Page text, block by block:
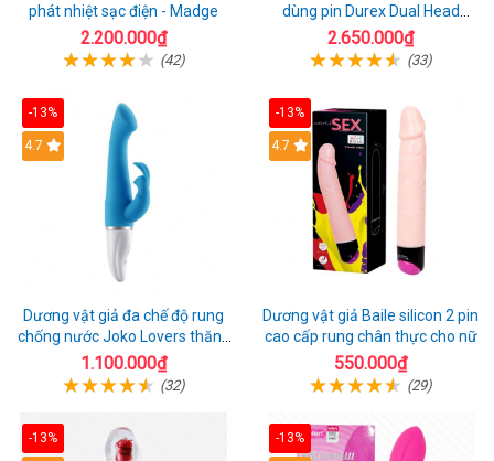
phát nhiệt sạc điện - Madge
2.200.000₫
(42)
dùng pin Durex Dual Head
Pulsing
2.650.000₫
(33)
-13%
Hot
4.7
Dương vật giả đa chế độ rung
chống nước Joko Lovers thăng
hoa
1.100.000₫
(32)
-13%
4.7
Dương vật giả Baile silicon 2 pin
cao cấp rung chân thực cho nữ
550.000₫
(29)
-13% -13%